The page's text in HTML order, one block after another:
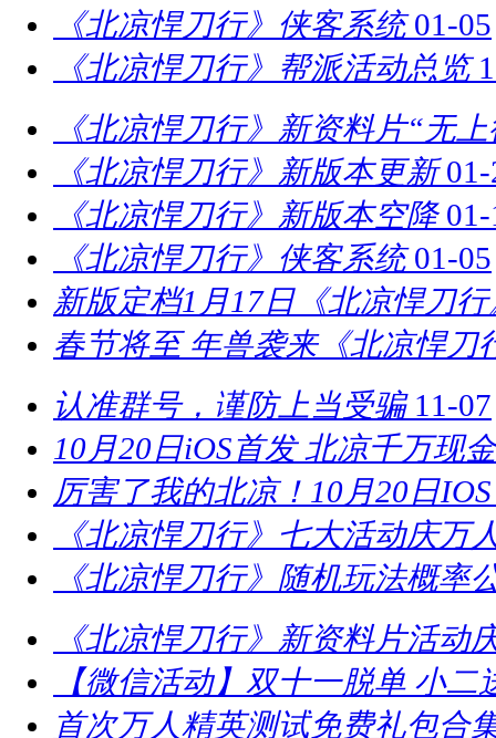
《北凉悍刀行》侠客系统 01-05
《北凉悍刀行》帮派活动总览
《北凉悍刀行》新资料片“无
《北凉悍刀行》新版本更新
《北凉悍刀行》新版本空降
《北凉悍刀行》侠客系统 01-05
新版定档1月17日《北凉悍刀
春节将至 年兽袭来《北凉悍刀
认准群号，谨防上当受骗 11-07
10月20日iOS首发 北凉千万现
厉害了我的北凉！10月20日
《北凉悍刀行》七大活动庆万
《北凉悍刀行》随机玩法概率
《北凉悍刀行》新资料片活动
【微信活动】双十一脱单 小二
首次万人精英测试免费礼包合